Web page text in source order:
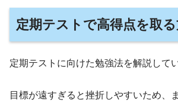
定期テストで高得点を取
定期テストに向けた勉強法を解説して
目標が遠すぎると挫折しやすいため、